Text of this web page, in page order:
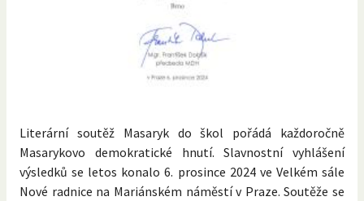
Literární soutěž Masaryk do škol pořádá každoročně
Masarykovo demokratické hnutí. Slavnostní vyhlášení
výsledků se letos konalo 6. prosince 2024 ve Velkém sále
Nové radnice na Mariánském náměstí v Praze. Soutěže se